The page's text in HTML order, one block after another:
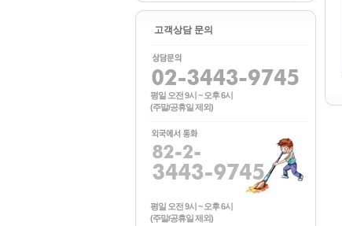
테마별
고객상담 문의
평일 오전 9시 ~ 오후 6시
(주말/공휴일 제외)
평일 오전 9시 ~ 오후 6시
(주말/공휴일 제외)